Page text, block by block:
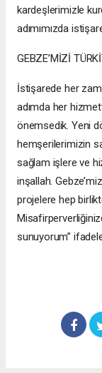
kardeşlerimizle
adımımızda
GEBZE’MİZİ
İstişarede her
adımda her
önemsedik. Yeni
hemşerilerimizin
sağlam işlere ve
inşallah.
projelere hep
sunuyorum”